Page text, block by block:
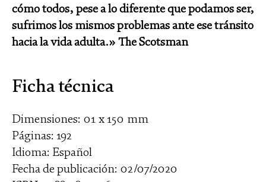
cómo todos, pese a lo diferente que podamos ser,
sufrimos los mismos problemas ante ese tránsito
hacia la vida adulta.» The Scotsman
Ficha técnica
Dimensiones: 01 x 150 mm
Páginas: 192
Idioma: Español
Fecha de publicación: 02/07/2020